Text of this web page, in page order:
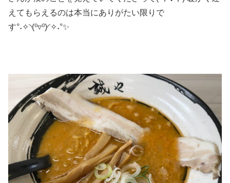
えてもらえるのは本当にありがたい限りで
す°˖✧◝(⁰▿⁰)◜✧˖°✨